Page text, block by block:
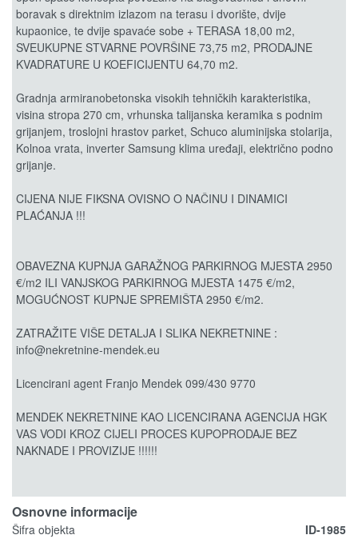
boravak s direktnim izlazom na terasu i dvorište, dvije
kupaonice, te dvije spavaće sobe + TERASA 18,00 m2,
SVEUKUPNE STVARNE POVRŠINE 73,75 m2, PRODAJNE
KVADRATURE U KOEFICIJENTU 64,70 m2.
Gradnja armiranobetonska visokih tehničkih karakteristika,
visina stropa 270 cm, vrhunska talijanska keramika s podnim
grijanjem, troslojni hrastov parket, Schuco aluminijska stolarija,
Kolnoa vrata, inverter Samsung klima uređaji, električno podno
grijanje.
CIJENA NIJE FIKSNA OVISNO O NAČINU I DINAMICI
PLAĆANJA !!!
OBAVEZNA KUPNJA GARAŽNOG PARKIRNOG MJESTA 2950
€/m2 ILI VANJSKOG PARKIRNOG MJESTA 1475 €/m2,
MOGUĆNOST KUPNJE SPREMIŠTA 2950 €/m2.
ZATRAŽITE VIŠE DETALJA I SLIKA NEKRETNINE :
info@nekretnine-mendek.eu
Licencirani agent Franjo Mendek 099/430 9770
MENDEK NEKRETNINE KAO LICENCIRANA AGENCIJA HGK
VAS VODI KROZ CIJELI PROCES KUPOPRODAJE BEZ
NAKNADE I PROVIZIJE !!!!!!
Osnovne informacije
Šifra objekta
ID-1985